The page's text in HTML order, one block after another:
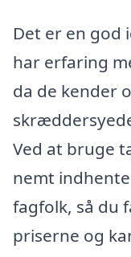
Det er en god
har erfaring
da de kender
Ved at bruge
nemt
fagfolk, så du
priserne og